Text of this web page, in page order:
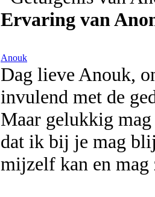
Ervaring van
Anouk
Dag lieve Anouk,
invulend met de
Maar gelukkig
dat ik bij je mag
mijzelf kan en